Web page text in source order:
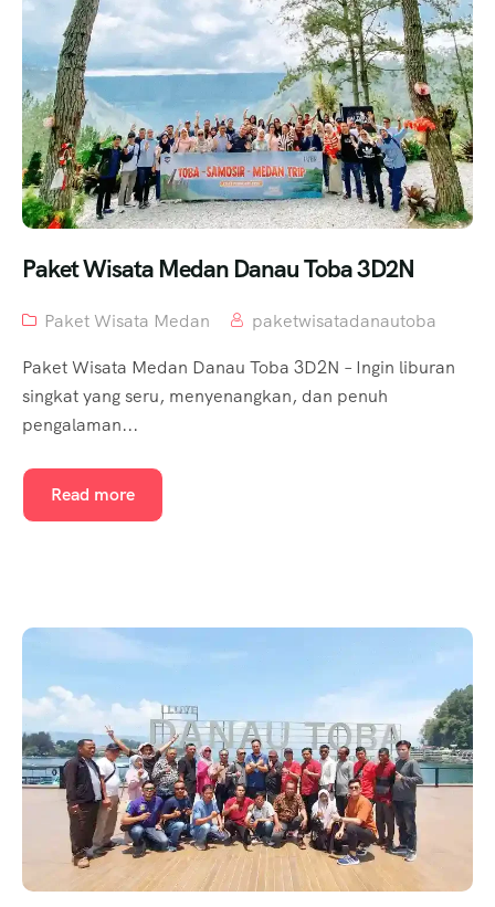
Paket Wisata Medan Danau Toba 3D2N
Paket Wisata Medan
paketwisatadanautoba
Paket Wisata Medan Danau Toba 3D2N – Ingin liburan
singkat yang seru, menyenangkan, dan penuh
pengalaman...
Read more